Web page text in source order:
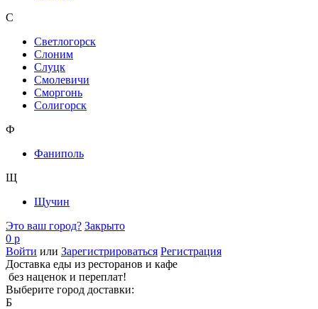
С
Светлогорск
Слоним
Слуцк
Смолевичи
Сморгонь
Солигорск
Ф
Фаниполь
Щ
Щучин
Это ваш город? Закрыто
0 р
Войти или Зарегистрироваться Регистрация
Доставка еды из ресторанов и кафе
без наценок и переплат!
Выберите город доставки:
Б